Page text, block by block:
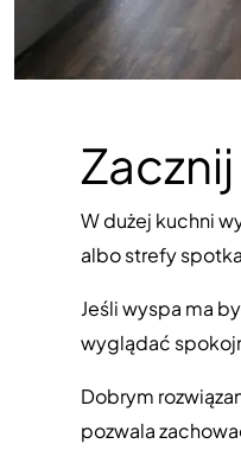
W dużej kuchni
albo strefy
Jeśli wyspa ma
wyglądać
Dobrym
pozwala